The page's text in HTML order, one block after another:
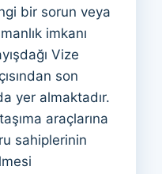
bir sorun veya
imkanı
Vize
son
yer almaktadır.
araçlarına
sahiplerinin